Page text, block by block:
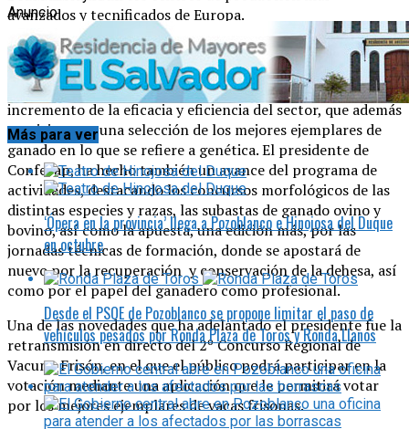
avanzados y tecnificados de Europa.
El alcalde de Pozoblanco y presidente de Confevap,
Santiago Cabello, ha destacado la apuesta por exponer las
últimas novedades tecnológicas, lo que repercute en el
incremento de la eficacia y eficiencia del sector, que además
participa con una selección de los mejores ejemplares de
ganado en lo que se refiere a genética. El presidente de
Confevap, ha hecho también un avance del programa de
actividades, destacando los concursos morfológicos de las
distintas especies y razas, las subastas de ganado ovino y
bovino, así como la apuesta, una edición más, por las
jornadas técnicas de formación, donde se apostará de
nuevo por la recuperación y conservación de la dehesa, así
como por el papel del ganadero como profesional.
Una de las novedades que ha adelantado el presidente fue la
retransmisión en directo del 2º Concurso Regional de
Vacuno Frisón, en el que el público podrá participar en la
votación mediante una aplicación que le permitirá votar
por los mejores ejemplares de vacas frisonas.
Anuncio
Más para ver
‘Ópera en la provincia’ llega a Pozoblanco e Hinojosa del Duque
en octubre
Desde el PSOE de Pozoblanco se propone limitar el paso de
vehículos pesados por Ronda Plaza de Toros y Ronda Llanos